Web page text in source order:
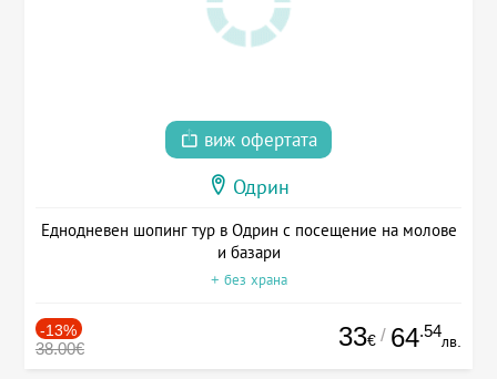
виж офертата
Одрин
Еднодневен шопинг тур в Одрин с посещение на молове
и базари
+ без храна
-13%
38.00€ 33€ / 64.54
лв.